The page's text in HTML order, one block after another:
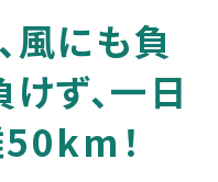
風にも負
ず、一日
！